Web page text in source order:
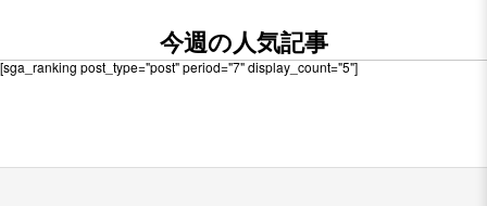
今週の人気記事
[sga_ranking post_type="post" period="7" display_count="5"]